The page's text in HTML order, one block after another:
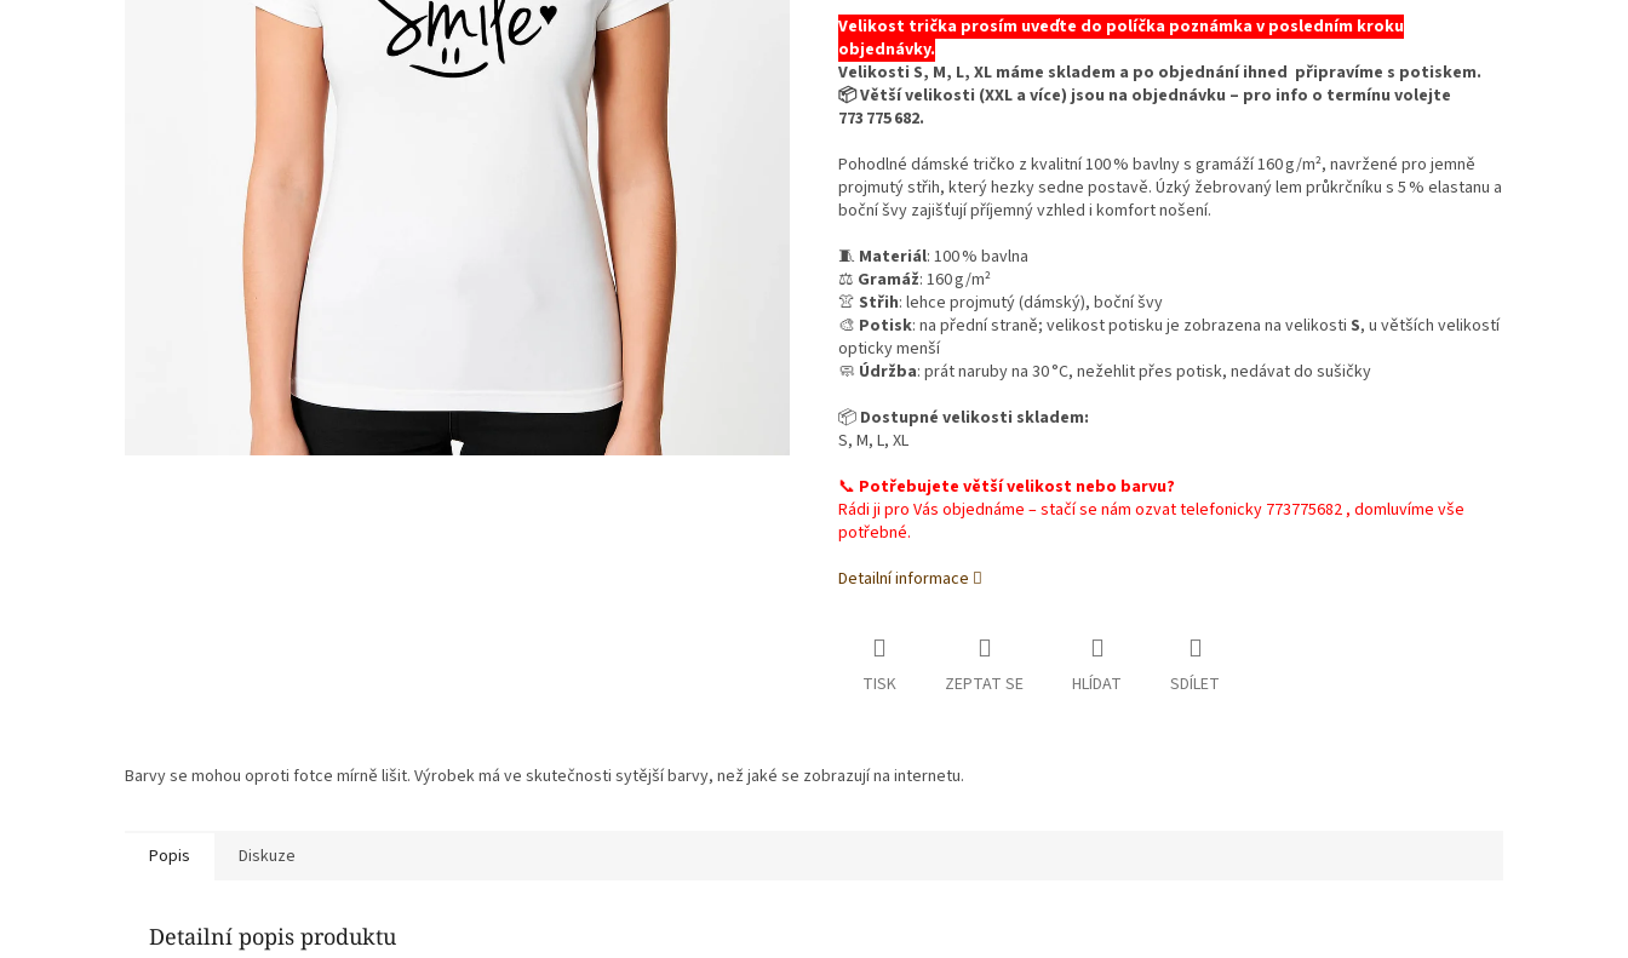
Velikost trička prosím uveďte do políčka poznámka v posledním kroku
objednávky.
Velikosti S, M, L, XL máme skladem a po objednání ihned připravíme s potiskem.
📦 Větší velikosti (XXL a více) jsou na objednávku – pro info o termínu volejte
773 775 682.
Pohodlné dámské tričko z kvalitní 100 % bavlny s gramáží 160 g/m², navržené pro jemně
projmutý střih, který hezky sedne postavě. Úzký žebrovaný lem průkrčníku s 5 % elastanu a
boční švy zajišťují příjemný vzhled i komfort nošení.
🧵 Materiál: 100 % bavlna
⚖️ Gramáž: 160 g/m²
👚 Střih: lehce projmutý (dámský), boční švy
🎨 Potisk: na přední straně; velikost potisku je zobrazena na velikosti S, u větších velikostí
opticky menší
🧼 Údržba: prát naruby na 30 °C, nežehlit přes potisk, nedávat do sušičky
📦 Dostupné velikosti skladem:
S, M, L, XL
📞 Potřebujete větší velikost nebo barvu?
Rádi ji pro Vás objednáme – stačí se nám ozvat telefonicky 773775682 , domluvíme vše
potřebné.
Detailní informace
TISK ZEPTAT SE HLÍDAT SDÍLET
Barvy se mohou oproti fotce mírně lišit. Výrobek má ve skutečnosti sytější barvy, než jaké se zobrazují na internetu.
Popis Diskuze
Detailní popis produktu